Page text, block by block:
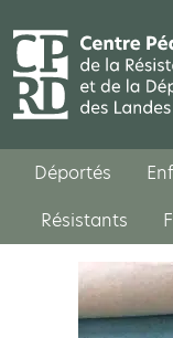
Déportés
Résistants